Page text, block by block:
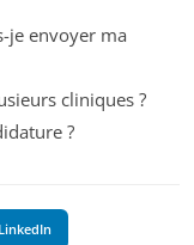
je envoyer ma
cliniques ?
?
LinkedIn